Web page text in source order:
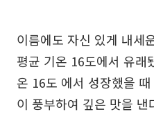
이름에도 자신 있게 내세
평균 기온 16도에서 유래
온 16도 에서 성장했을
이 풍부하여 깊은 맛을 낸